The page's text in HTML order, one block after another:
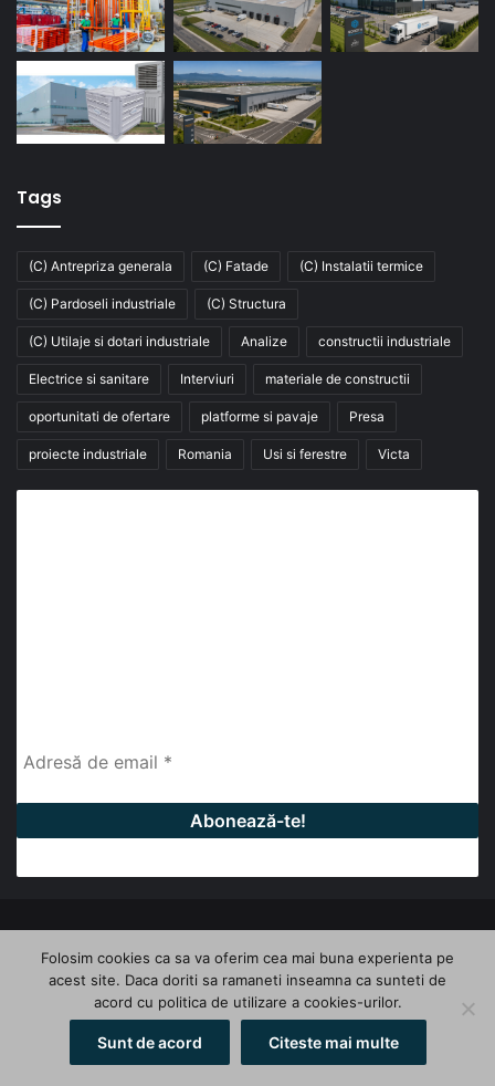
Tags
(C) Antrepriza generala (C) Fatade (C) Instalatii termice
(C) Pardoseli industriale (C) Structura
(C) Utilaje si dotari industriale Analize constructii industriale
Electrice si sanitare Interviuri materiale de constructii
oportunitati de ofertare platforme si pavaje Presa
proiecte industriale Romania Usi si ferestre Victa
FacebookLinkedInYouTube
Folosim cookies ca sa va oferim cea mai buna experienta pe
acest site. Daca doriti sa ramaneti inseamna ca sunteti de
acord cu politica de utilizare a cookies-urilor.
Sunt de acord Citeste mai multe